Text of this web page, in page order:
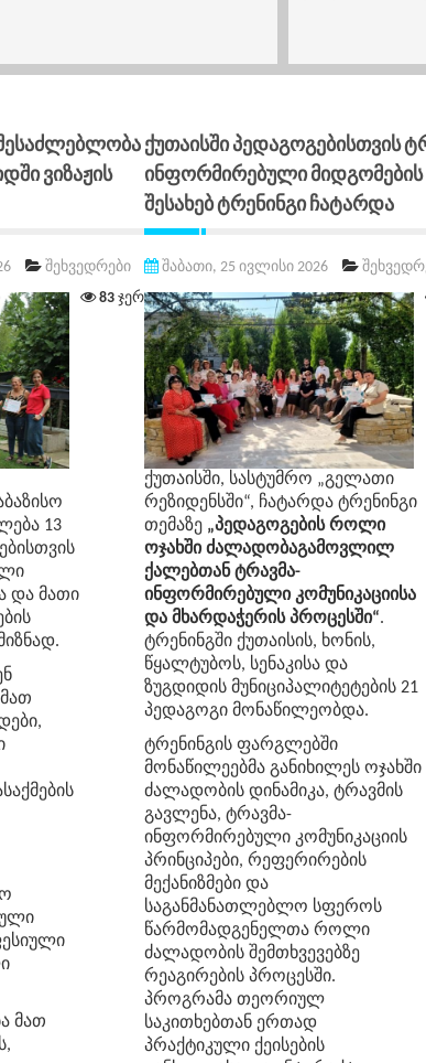
Ვიზაჟის
შეხვედრები
83 ჯერ
13
და მათი
.
მათ
,
მათ
,
Ქუთაისში Პედაგოგებისთვის
Ინფორმირებული Მიდგომების
Შესახებ Ტრენინგი Ჩატარდა
შაბათი, 25 ივლისი 2026
ქუთაისში, სასტუმრო „გელათი
რეზიდენსში“, ჩატარდა ტრენინგი
თემაზე „პედაგოგების როლი
ოჯახში ძალადობაგამოვლილ
ქალებთან ტრავმა-
ინფორმირებული კომუნიკაციისა
და მხარდაჭერის პროცესში“.
ტრენინგში ქუთაისის, ხონის,
წყალტუბოს, სენაკისა და
ზუგდიდის მუნიციპალიტეტების 21
პედაგოგი მონაწილეობდა.
ტრენინგის ფარგლებში
მონაწილეებმა განიხილეს ოჯახში
ძალადობის დინამიკა,ტრავმის
გავლენა,ტრავმა-
ინფორმირებული კომუნიკაციის
პრინციპები,რეფერირების
მექანიზმები და
საგანმანათლებლო სფეროს
წარმომადგენელთა როლი
ძალადობის შემთხვევებზე
რეაგირების პროცესში.
პროგრამა თეორიულ
საკითხებთან ერთად
პრაქტიკული ქეისების